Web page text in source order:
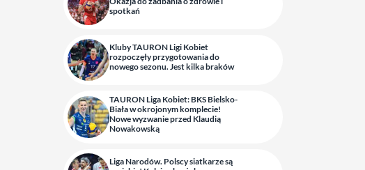
spotkań
Kluby TAURON Ligi Kobiet
rozpoczęły przygotowania do
nowego sezonu. Jest kilka braków
TAURON Liga Kobiet: BKS Bielsko-
Biała w okrojonym komplecie!
Nowe wyzwanie przed Klaudią
Nowakowską
Liga Narodów. Polscy siatkarze są